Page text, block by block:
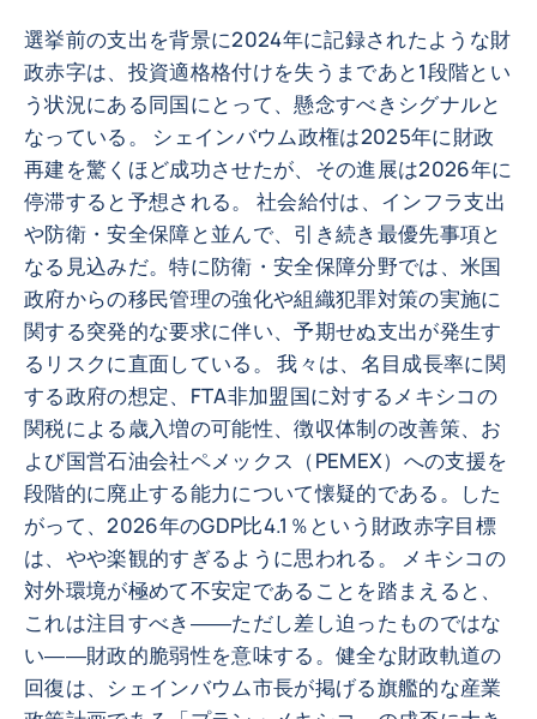
選挙前の支出を背景に2024年に記録されたような財
政赤字は、投資適格格付けを失うまであと1段階とい
う状況にある同国にとって、懸念すべきシグナルと
なっている。 シェインバウム政権は2025年に財政
再建を驚くほど成功させたが、その進展は2026年に
停滞すると予想される。 社会給付は、インフラ支出
や防衛・安全保障と並んで、引き続き最優先事項と
なる見込みだ。特に防衛・安全保障分野では、米国
政府からの移民管理の強化や組織犯罪対策の実施に
関する突発的な要求に伴い、予期せぬ支出が発生す
るリスクに直面している。 我々は、名目成長率に関
する政府の想定、FTA非加盟国に対するメキシコの
関税による歳入増の可能性、徴収体制の改善策、お
よび国営石油会社ペメックス（PEMEX）への支援を
段階的に廃止する能力について懐疑的である。した
がって、2026年のGDP比4.1％という財政赤字目標
は、やや楽観的すぎるように思われる。 メキシコの
対外環境が極めて不安定であることを踏まえると、
これは注目すべき――ただし差し迫ったものではな
い――財政的脆弱性を意味する。健全な財政軌道の
回復は、シェインバウム市長が掲げる旗艦的な産業